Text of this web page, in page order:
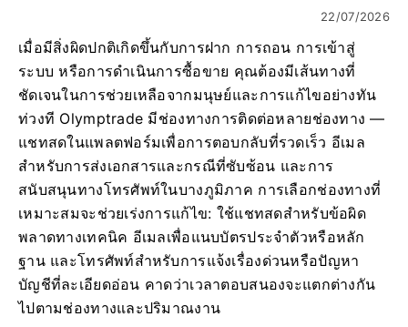
22/07/2026
เมื่อมีสิ่งผิดปกติเกิดขึ้นกับการฝาก การถอน การเข้าสู่
ระบบ หรือการดำเนินการซื้อขาย คุณต้องมีเส้นทางที่
ชัดเจนในการช่วยเหลือจากมนุษย์และการแก้ไขอย่างทัน
ท่วงที Olymptrade มีช่องทางการติดต่อหลายช่องทาง —
แชทสดในแพลตฟอร์มเพื่อการตอบกลับที่รวดเร็ว อีเมล
สำหรับการส่งเอกสารและกรณีที่ซับซ้อน และการ
สนับสนุนทางโทรศัพท์ในบางภูมิภาค การเลือกช่องทางที่
เหมาะสมจะช่วยเร่งการแก้ไข: ใช้แชทสดสำหรับข้อผิด
พลาดทางเทคนิค อีเมลเพื่อแนบบัตรประจำตัวหรือหลัก
ฐาน และโทรศัพท์สำหรับการแจ้งเรื่องด่วนหรือปัญหา
บัญชีที่ละเอียดอ่อน คาดว่าเวลาตอบสนองจะแตกต่างกัน
ไปตามช่องทางและปริมาณงาน